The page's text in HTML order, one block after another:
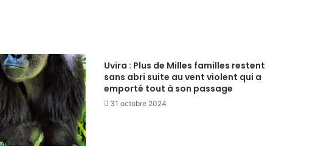
Uvira : Plus de Milles familles restent
sans abri suite au vent violent qui a
emporté tout à son passage
31 octobre 2024